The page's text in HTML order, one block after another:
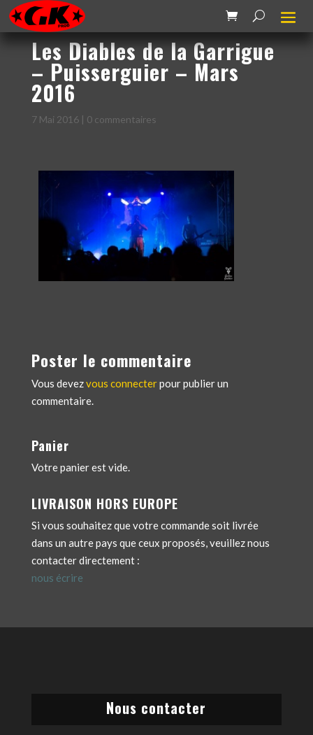
Les Diables de la Garrigue
– Puisserguier – Mars
2016
7 Mai 2016| 0 commentaires
Poster le commentaire
Vous devezvous connecterpour publier un
commentaire.
Panier
Votre panier est vide.
LIVRAISON HORS EUROPE
Si vous souhaitez que votre commande soit livrée
dans un autre pays que ceux proposés, veuillez nous
contacter directement :
nous écrire
Nous contacter